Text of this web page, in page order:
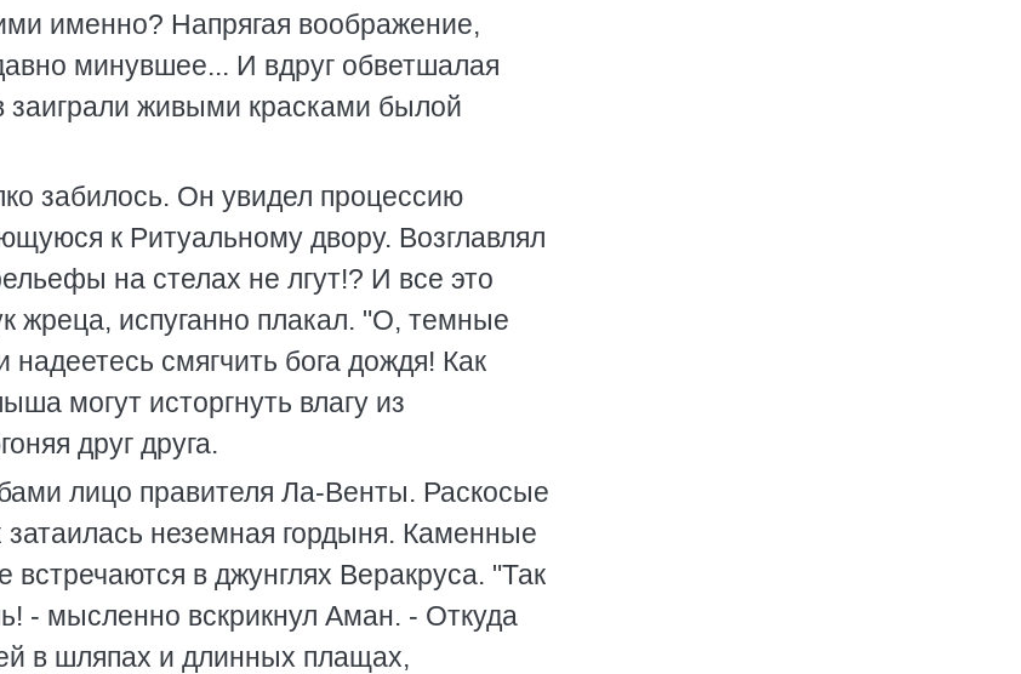
именно? Напрягая воображение,
минувшее... И вдруг обветшалая
живыми красками былой
забилось. Он увидел процессию
к Ритуальному двору. Возглавлял
на стелах не лгут!? И все это
жреца, испуганно плакал. "О, темные
смягчить бога дождя! Как
могут исторгнуть влагу из
друг друга.
лицо правителя Ла-Венты. Раскосые
неземная гордыня. Каменные
в джунглях Веракруса. "Так
- мысленно вскрикнул Аман. - Откуда
в шляпах и длинных плащах,